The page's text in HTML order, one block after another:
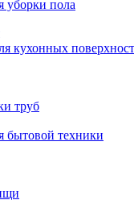
уборки пола
кухонных
труб
бытовой техники